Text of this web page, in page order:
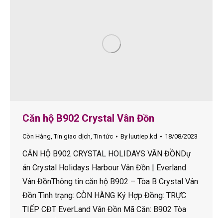
Căn hộ B902 Crystal Vân Đồn
Còn Hàng,Tin giao dịch,Tin tức By luutiep.kd 18/08/2023
CĂN HỘ B902 CRYSTAL HOLIDAYS VÂN ĐỒNDự
án Crystal Holidays Harbour Vân Đồn | Everland
Vân ĐồnThông tin căn hộ B902 – Tòa B Crystal Vân
Đồn Tình trạng: CÒN HÀNG Ký Hợp Đồng: TRỰC
TIẾP CĐT EverLand Vân Đồn Mã Căn: B902 Tòa